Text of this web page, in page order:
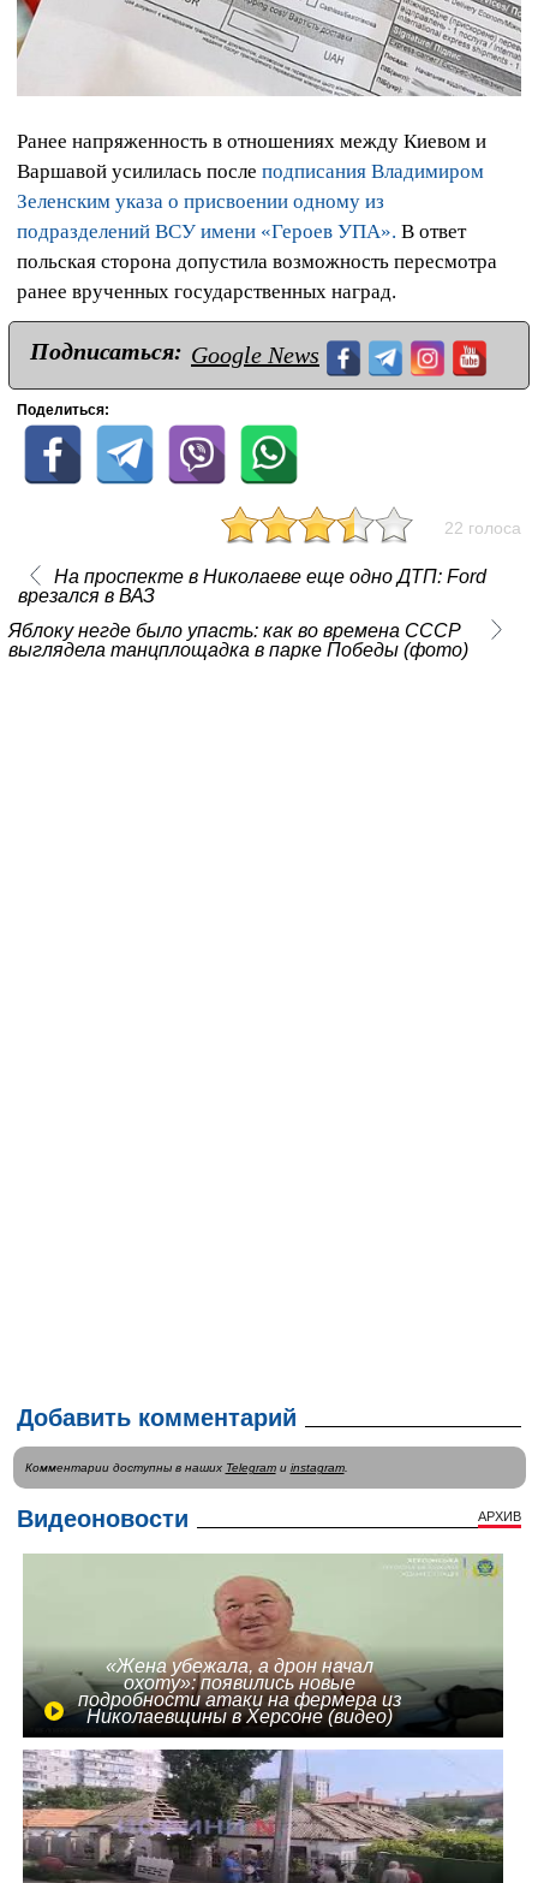
Ранее напряженность в отношениях между Киевом и
Варшавой усилилась после подписания Владимиром
Зеленским указа о присвоении одному из
подразделений ВСУ имени «Героев УПА». В ответ
польская сторона допустила возможность пересмотра
ранее врученных государственных наград.
Подписаться: Google News
Поделиться:
22 голоса
На проспекте в Николаеве еще одно ДТП: Ford
врезался в ВАЗ
Яблоку негде было упасть: как во времена СССР
выглядела танцплощадка в парке Победы (фото)
Добавить комментарий
Комментарии доступны в наших Telegramи instagram.
Видеоновости АРХИВ
«Жена убежала, а дрон начал
охоту»: появились новые
подробности атаки на фермера из
Николаевщины в Херсоне (видео)